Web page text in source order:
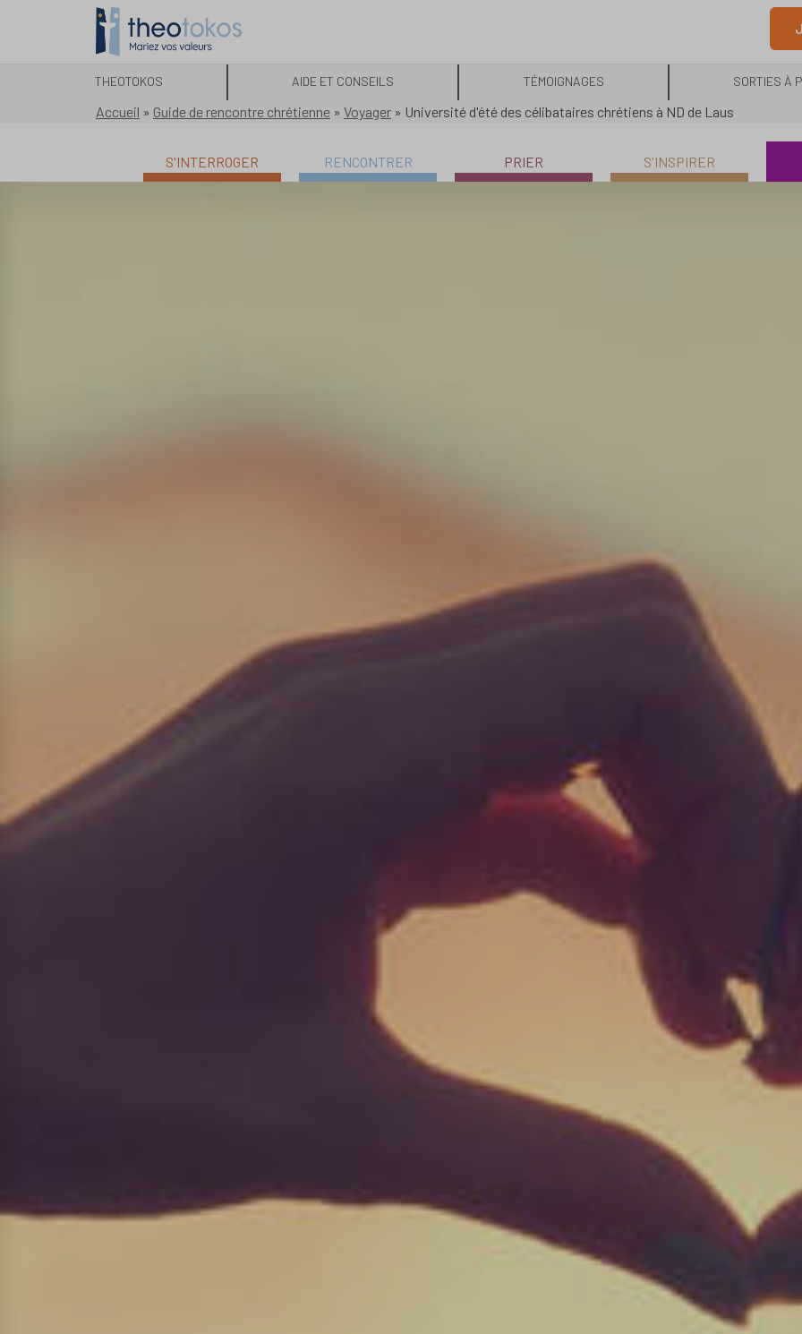
THEOTOKOS AIDE ET CONSEILS TÉMOIGNAGES SORTIES À
Accueil » Guide de rencontre chrétienne » Voyager » Université d'été des célibataires chrétiens à ND de Laus
S'INTERROGER RENCONTRER PRIER S'INSPIRER